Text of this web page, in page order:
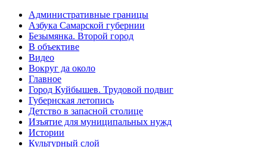
Административные границы
Азбука Самарской губернии
Безымянка. Второй город
В объективе
Видео
Вокруг да около
Главное
Город Куйбышев. Трудовой подвиг
Губернская летопись
Детство в запасной столице
Изъятие для муниципальных нужд
Истории
Культурный слой